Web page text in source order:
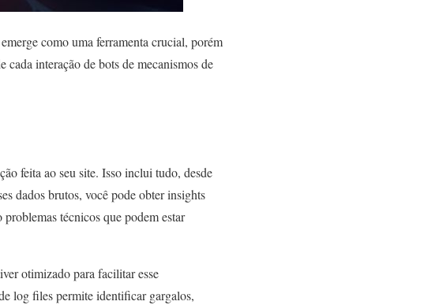
como uma ferramenta crucial, porém
cada interação de bots de mecanismos de
feita ao seu site. Isso inclui tudo, desde
dados brutos, você pode obter insights
técnicos que podem estar
otimizado para facilitar esse
log files permite identificar gargalos,